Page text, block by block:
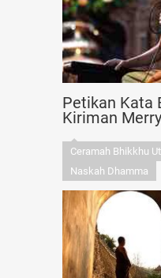
Petikan Kata
Kiriman Merry
Ceramah Bhikkhu
Naskah Dhamma